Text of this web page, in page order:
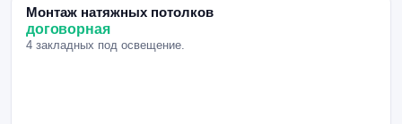
Монтаж натяжных потолков
договорная
4 закладных под освещение.